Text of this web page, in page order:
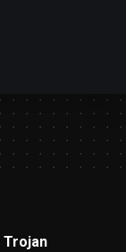
Trojan